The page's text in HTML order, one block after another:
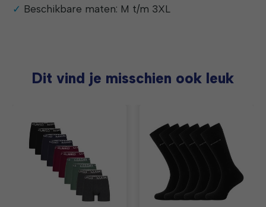
Beschikbare maten: M t/m 3XL
Dit vind je misschien ook leuk